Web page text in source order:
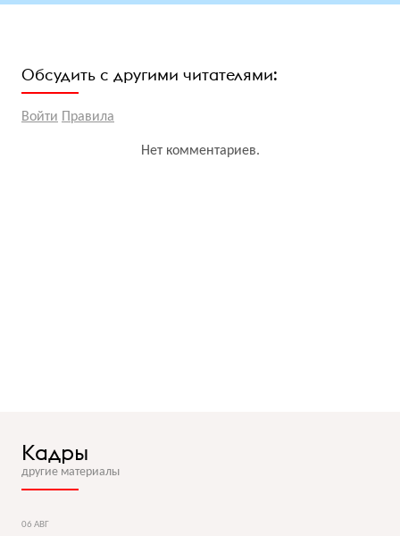
Обсудить с другими читателями:
Войти Правила
Нет комментариев.
Кадры
другие материалы
06 АВГ